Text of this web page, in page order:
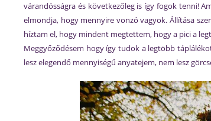
várandósságra és következőleg is így fogok tenni!
elmondja, hogy mennyire vonzó vagyok. Állítása
híztam el, hogy mindent megtettem, hogy a pici a
Meggyőződésem hogy így tudok a legtöbb
lesz elegendő mennyiségű anyatejem, nem lesz